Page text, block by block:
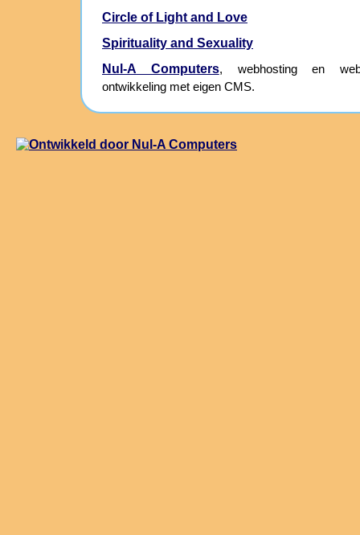
Circle of Light and Love
Spirituality and Sexuality
Nul-A Computers, webhosting en
ontwikkeling met eigen CMS.